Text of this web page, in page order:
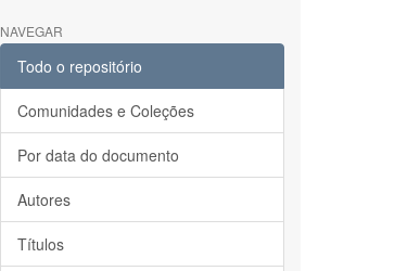
NAVEGAR
Todo o repositório
Comunidades e Coleções
Por data do documento
Autores
Títulos